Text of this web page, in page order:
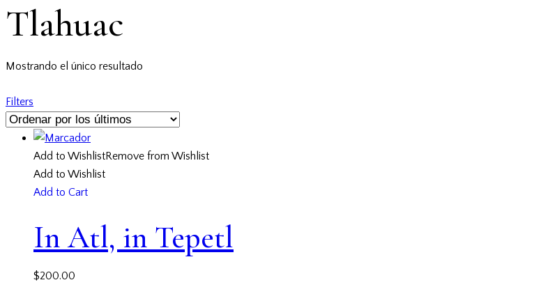
Tlahuac
Mostrando el único resultado
Filters
Add to WishlistRemove from Wishlist
Add to Wishlist
Add to Cart
In Atl, in Tepetl
$200.00